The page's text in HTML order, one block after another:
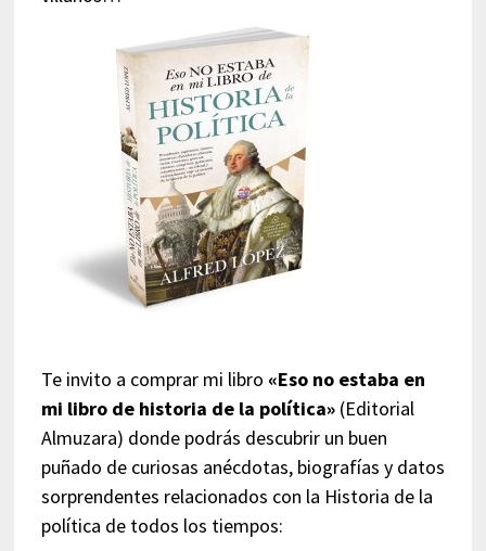
Te invito a comprar mi libro «Eso no estaba en
mi libro de historia de la política»(Editorial
Almuzara) donde podrás descubrir un buen
puñado de curiosas anécdotas, biografías y datos
sorprendentes relacionados con la Historia de la
política de todos los tiempos: